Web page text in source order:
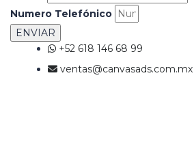
Numero Telefónico
ENVIAR
+52 618 146 68 99
ventas@canvasads.com.mx